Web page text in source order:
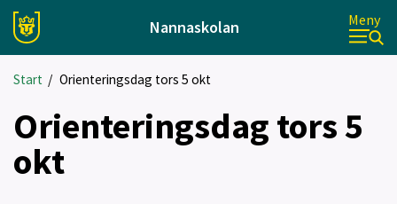
Nannaskolan Meny
Start / Orienteringsdag tors 5 okt
Orienteringsdag tors 5
okt